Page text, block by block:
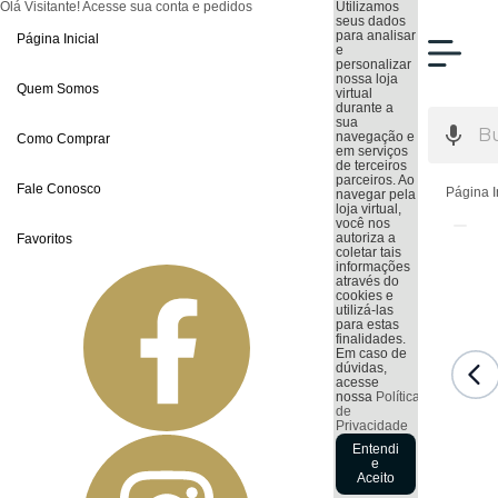
Olá Visitante!Acesse sua conta e pedidos
Página Inicial
Quem Somos
Como Comprar
Fale Conosco
Favoritos
Utilizamos
seus dados
para analisar
e
personalizar
nossa loja
virtual
durante a
sua
navegação e
em serviços
de terceiros
parceiros. Ao
navegar pela
loja virtual,
você nos
autoriza a
coletar tais
informações
através do
cookies e
utilizá-las
para estas
finalidades.
Em caso de
dúvidas,
acesse
nossa Política
de
Privacidade
Entendi
e
Aceito
Página